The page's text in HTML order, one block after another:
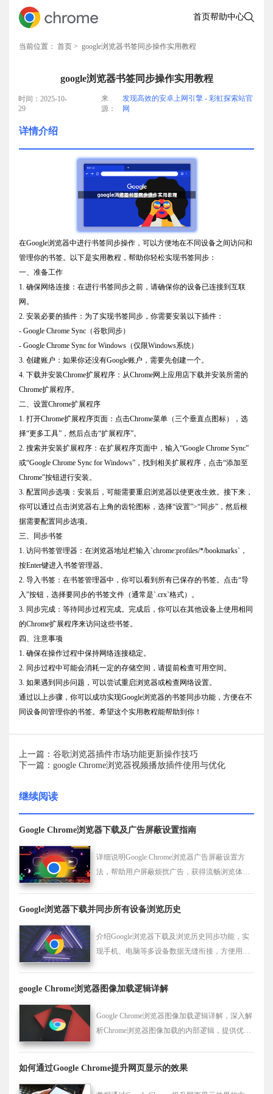
首页帮助中心
当前位置： 首页 > google浏览器书签同步操作实用教程
google浏览器书签同步操作实用教程
时间：2025-10-
29
来
源：
发现高效的安卓上网引擎 - 彩虹探索站官
网
详情介绍
在Google浏览器中进行书签同步操作，可以方便地在不同设备之间访问和
管理你的书签。以下是实用教程，帮助你轻松实现书签同步：
一、准备工作
1. 确保网络连接：在进行书签同步之前，请确保你的设备已连接到互联
网。
2. 安装必要的插件：为了实现书签同步，你需要安装以下插件：
- Google Chrome Sync（谷歌同步）
- Google Chrome Sync for Windows（仅限Windows系统）
3. 创建账户：如果你还没有Google账户，需要先创建一个。
4. 下载并安装Chrome扩展程序：从Chrome网上应用店下载并安装所需的
Chrome扩展程序。
二、设置Chrome扩展程序
1. 打开Chrome扩展程序页面：点击Chrome菜单（三个垂直点图标），选
择“更多工具”，然后点击“扩展程序”。
2. 搜索并安装扩展程序：在扩展程序页面中，输入“Google Chrome Sync”
或“Google Chrome Sync for Windows”，找到相关扩展程序，点击“添加至
Chrome”按钮进行安装。
3. 配置同步选项：安装后，可能需要重启浏览器以使更改生效。接下来，
你可以通过点击浏览器右上角的齿轮图标，选择“设置”>“同步”，然后根
据需要配置同步选项。
三、同步书签
1. 访问书签管理器：在浏览器地址栏输入`chrome:profiles/*/bookmarks`，
按Enter键进入书签管理器。
2. 导入书签：在书签管理器中，你可以看到所有已保存的书签。点击“导
入”按钮，选择要同步的书签文件（通常是`.crx`格式）。
3. 同步完成：等待同步过程完成。完成后，你可以在其他设备上使用相同
的Chrome扩展程序来访问这些书签。
四、注意事项
1. 确保在操作过程中保持网络连接稳定。
2. 同步过程中可能会消耗一定的存储空间，请提前检查可用空间。
3. 如果遇到同步问题，可以尝试重启浏览器或检查网络设置。
通过以上步骤，你可以成功实现Google浏览器的书签同步功能，方便在不
同设备间管理你的书签。希望这个实用教程能帮助到你！
上一篇：谷歌浏览器插件市场功能更新操作技巧
下一篇：google Chrome浏览器视频播放插件使用与优化
继续阅读
Google Chrome浏览器下载及广告屏蔽设置指南
详细说明Google Chrome浏览器广告屏蔽设置方
法，帮助用户屏蔽烦扰广告，获得流畅浏览体
Google浏览器下载并同步所有设备浏览历史
介绍Google浏览器下载及浏览历史同步功能，实
现手机、电脑等多设备数据无缝衔接，方便用户
google Chrome浏览器图像加载逻辑详解
Google Chrome浏览器图像加载逻辑详解，深入解
析Chrome浏览器图像加载的内部逻辑，提供优化
如何通过Google Chrome提升网页显示的效果